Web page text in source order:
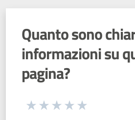
Quanto sono
informazioni su
pagina?
Seleziona una